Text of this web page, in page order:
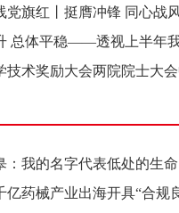
党旗红丨挺膺冲锋 同心战
总体平稳——透视上半年
技术奖励大会两院院士大
国代表大会在京召开
：我的名字代表低处的生
的高地
亿药械产业出海开具“合规